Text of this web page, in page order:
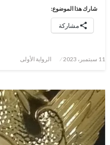
شارك هذا الموضوع:
مشاركة
نُشر
11 سبتمبر، 2023 الرواية الأولى